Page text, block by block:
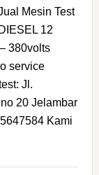
Mesin Test
12
380volts
service
Jl.
20 Jelambar
Kami